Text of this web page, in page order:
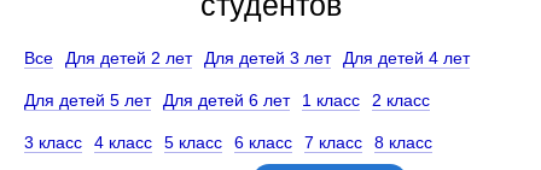
Все Для детей 2 лет Для детей 3 лет Для детей 4 лет
Для детей 5 лет Для детей 6 лет 1 класс 2 класс
3 класс 4 класс 5 класс 6 класс 7 класс 8 класс